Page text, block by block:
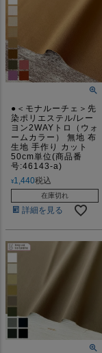
●＜モナルーチェ＞先
染ポリエステル/レー
ヨン2WAYトロ（ウォ
ームカラー） 無地 布
生地 手作り カット
50cm単位(商品番
号:46143-a)
¥1,440税込
在庫切れ
詳細を見る